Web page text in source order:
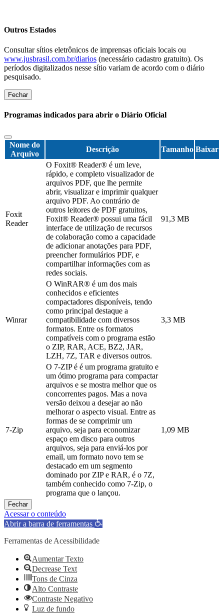
Outros Estados
Consultar sítios eletrônicos de imprensas oficiais locais ou
www.jusbrasil.com.br/diarios (necessário cadastro gratuito). Os
períodos digitalizados nesse sítio variam de acordo com o diário
pesquisado.
Fechar
Programas indicados para abrir o Diário Oficial
Nome do
Arquivo
Descrição Tamanho Baixar
Foxit
Reader
O Foxit® Reader® é um leve,
rápido, e completo visualizador de
arquivos PDF, que lhe permite
abrir, visualizar e imprimir qualquer
arquivo PDF. Ao contrário de
outros leitores de PDF gratuitos,
Foxit® Reader® possui uma fácil
interface de utilização de recursos
de colaboração como a capacidade
de adicionar anotações para PDF,
preencher formulários PDF, e
compartilhar informações com as
redes sociais.
91,3 MB
Winrar
O WinRAR® é um dos mais
conhecidos e eficientes
compactadores disponíveis, tendo
como principal destaque a
compatibilidade com diversos
formatos. Entre os formatos
compatíveis com o programa estão
o ZIP, RAR, ACE, BZ2, JAR,
LZH, 7Z, TAR e diversos outros.
3,3 MB
7-Zip
O 7-ZIP é é um programa gratuito e
um ótimo programa para compactar
arquivos e se mostra melhor que os
concorrentes pagos. Mas a nova
versão deixou a desejar ao não
melhorar o aspecto visual. Entre as
formas de se comprimir um
arquivo, seja para economizar
espaço em disco para outros
arquivos, seja para enviá-los por
email, um formato novo tem se
destacado em um segmento
dominado por ZIP e RAR, é o 7Z,
também conhecido como 7-Zip, o
programa que o lançou.
1,09 MB
Fechar
Acessar o conteúdo
Abrir a barra de ferramentas
Ferramentas de Acessibilidade
Aumentar Texto
Decrease Text
Tons de Cinza
Alto Contraste
Contraste Negativo
Luz de fundo